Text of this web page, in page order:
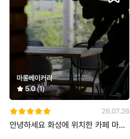
마롱베이커리
5.0(1)
26.07.26
안녕하세요 화성에 위치한 카페 마롱